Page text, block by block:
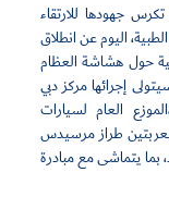
جهودها للارتقاء
اليوم عن انطلاق
حول هشاشة العظام
إجرائها مركز دبي
العام لسيارات
بعربتين طراز مرسيدس
بما يتماشى مع مبادرة